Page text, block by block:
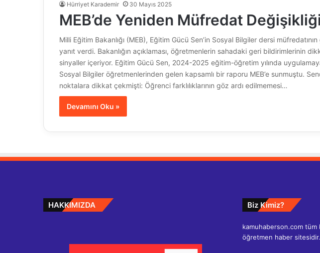
Hürriyet Karademir 30 Mayıs 2025
MEB’de Yeniden Müfredat
Milli Eğitim Bakanlığı (MEB), Eğitim Gücü Sen’in Sosyal Bilgiler dersi
yanıt verdi. Bakanlığın açıklaması, öğretmenlerin sahadaki geri bildirimlerinin
sinyaller içeriyor. Eğitim Gücü Sen, 2024-2025 eğitim-öğretim yılında
Sosyal Bilgiler öğretmenlerinden gelen kapsamlı bir raporu MEB’e sunmuştu.
noktalara dikkat çekmişti: Öğrenci farklılıklarının göz ardı edilmemesi…
Devamını Oku »
HAKKIMIZDA Biz Kimiz?
kamuhaberson.com tüm
öğretmen haber sitesidir.